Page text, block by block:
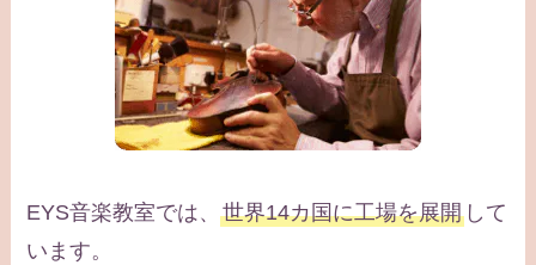
EYS音楽教室では、世界14カ国に工場を展開 して
います。